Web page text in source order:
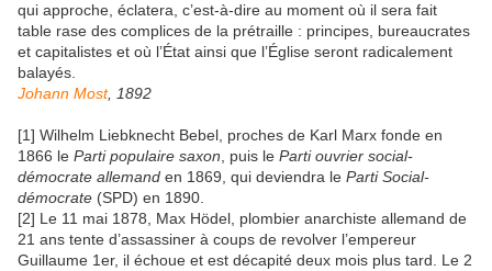
qui approche, éclatera, c’est-à-dire au moment où il sera fait
table rase des complices de la prétraille : principes, bureaucrates
et capitalistes et où l’État ainsi que l’Église seront radicalement
balayés.
Johann Most, 1892
[1] Wilhelm Liebknecht Bebel, proches de Karl Marx fonde en
1866 le Parti populaire saxon , puis le Parti ouvrier social-
démocrate allemand en 1869, qui deviendra le Parti Social-
démocrate (SPD) en 1890.
[2] Le 11 mai 1878, Max Hödel, plombier anarchiste allemand de
21 ans tente d’assassiner à coups de revolver l’empereur
Guillaume 1er, il échoue et est décapité deux mois plus tard. Le 2